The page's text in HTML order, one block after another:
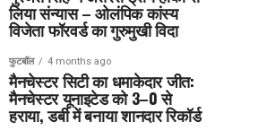
लिया संन्यास – ओलंपिक कांस्य
विजेता फॉरवर्ड का गुरुमुखी विदा
फुटबॉल 4 months ago
मैनचेस्टर सिटी का धमाकेदार जीत:
मैनचेस्टर यूनाइटेड को 3–0 से
हराया, डर्बी में बनाया शानदार रिकॉर्ड